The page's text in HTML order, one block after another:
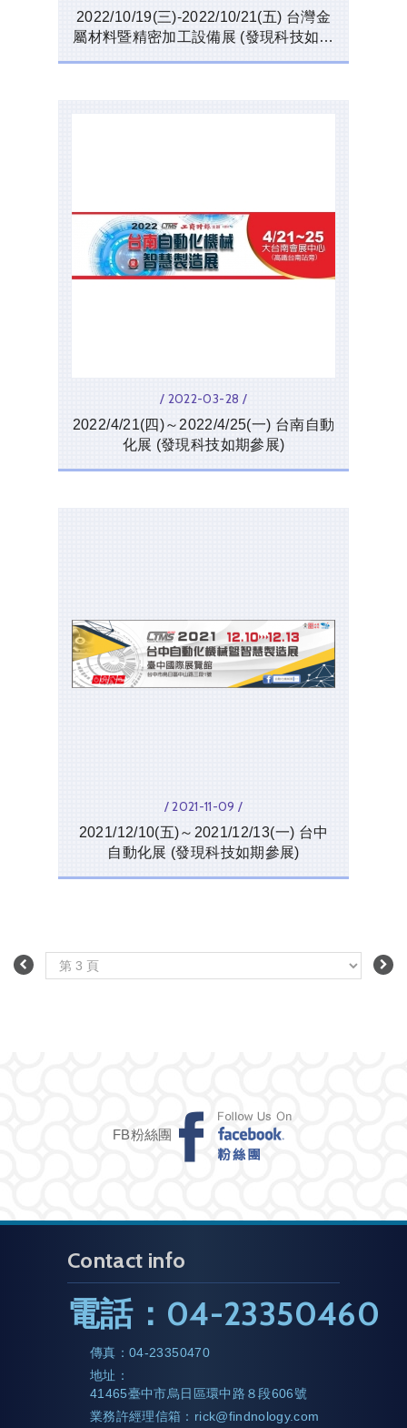
2022/10/19(三)-2022/10/21(五) 台灣金
屬材料暨精密加工設備展 (發現科技如期
/ 2022-03-28 /
2022/4/21(四)～2022/4/25(一) 台南自動
化展 (發現科技如期參展)
/ 2021-11-09 /
2021/12/10(五)～2021/12/13(一) 台中
自動化展 (發現科技如期參展)
FB粉絲團
Contact info
電話： 04-23350460
傳真：04-23350470
地址：
41465臺中市烏日區環中路８段606號
業務許經理信箱： rick@findnology.com